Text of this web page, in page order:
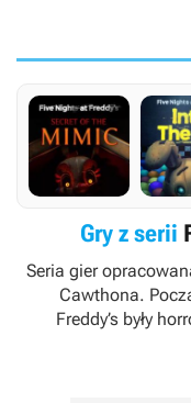
Gry z serii
Seria gier
Cawthona.
Freddy’sbyły
oraz zespół